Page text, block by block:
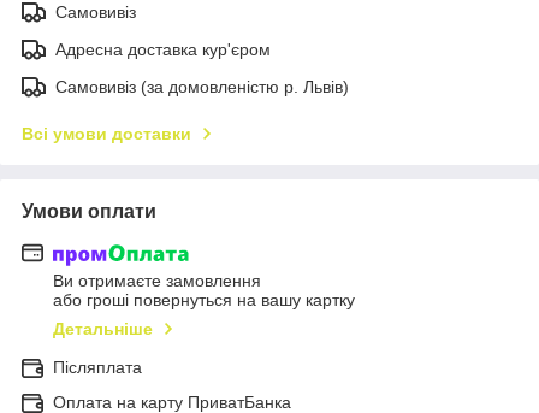
Самовивіз
Адресна доставка кур'єром
Самовивіз (за домовленістю р. Львів)
Всі умови доставки
Умови оплати
Ви отримаєте замовлення
або гроші повернуться на вашу картку
Детальніше
Післяплата
Оплата на карту ПриватБанка